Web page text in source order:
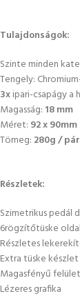
Tulajdonságok:
Szinte minden
Tengely:
3xipari-csapágy
Magasság: 18 mm
Méret: 92 x 90mm
Tömeg: 280g / pár
Részletek:
Szimetrikus pedál
6rögzítőtüske
Részletes
Extra tüske készlet
Magasfényű
Lézeres grafika